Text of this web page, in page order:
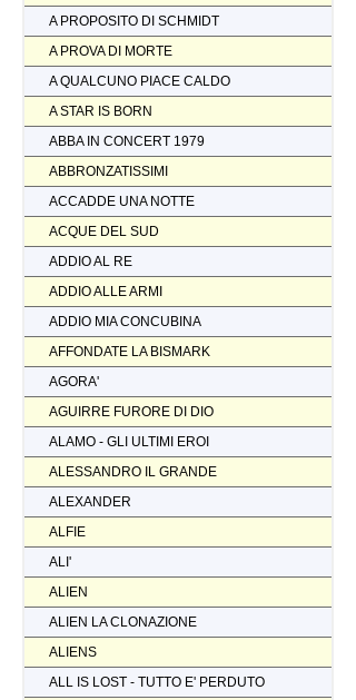
A PROPOSITO DI SCHMIDT
A PROVA DI MORTE
A QUALCUNO PIACE CALDO
A STAR IS BORN
ABBA IN CONCERT 1979
ABBRONZATISSIMI
ACCADDE UNA NOTTE
ACQUE DEL SUD
ADDIO AL RE
ADDIO ALLE ARMI
ADDIO MIA CONCUBINA
AFFONDATE LA BISMARK
AGORA'
AGUIRRE FURORE DI DIO
ALAMO - GLI ULTIMI EROI
ALESSANDRO IL GRANDE
ALEXANDER
ALFIE
ALI'
ALIEN
ALIEN LA CLONAZIONE
ALIENS
ALL IS LOST - TUTTO E' PERDUTO